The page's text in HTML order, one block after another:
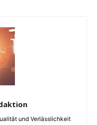
und Verlässlichkeit